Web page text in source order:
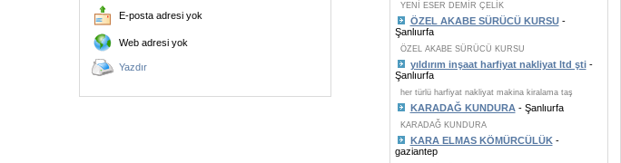
E-posta adresi yok
Web adresi yok
Yazdır
YENİ ESER DEMİR ÇELİK
ÖZEL AKABE SÜRÜCÜ KURSU-
Şanlıurfa
ÖZEL AKABE SÜRÜCÜ KURSU
yıldırım inşaat harfiyat nakliyat ltd şti-
Şanlıurfa
her türlü harfiyat nakliyat makina kiralama taş
KARADAĞ KUNDURA - Şanlıurfa
KARADAĞ KUNDURA
KARA ELMAS KÖMÜRCÜLÜK-
gaziantep